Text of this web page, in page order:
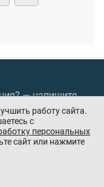
—напишите
работу сайта.
с
персональных
сайт или нажмите